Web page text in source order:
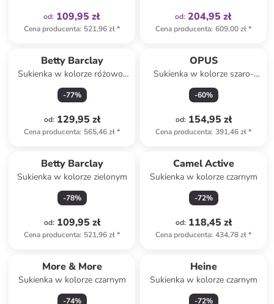
od: 109,95 zł
Cena producenta: 521,96 zł*
od: 204,95 zł
Cena producenta: 609,00 zł*
Betty Barclay
Sukienka w kolorze różowo-
żółtym
-77%
od: 129,95 zł
Cena producenta: 565,46 zł*
OPUS
Sukienka w kolorze szaro-
czarnym
-60%
od: 154,95 zł
Cena producenta: 391,46 zł*
Betty Barclay
Sukienka w kolorze zielonym
-78%
od: 109,95 zł
Cena producenta: 521,96 zł*
Camel Active
Sukienka w kolorze czarnym
-72%
od: 118,45 zł
Cena producenta: 434,78 zł*
More & More
Sukienka w kolorze czarnym
-74%
Heine
Sukienka w kolorze czarnym
-72%